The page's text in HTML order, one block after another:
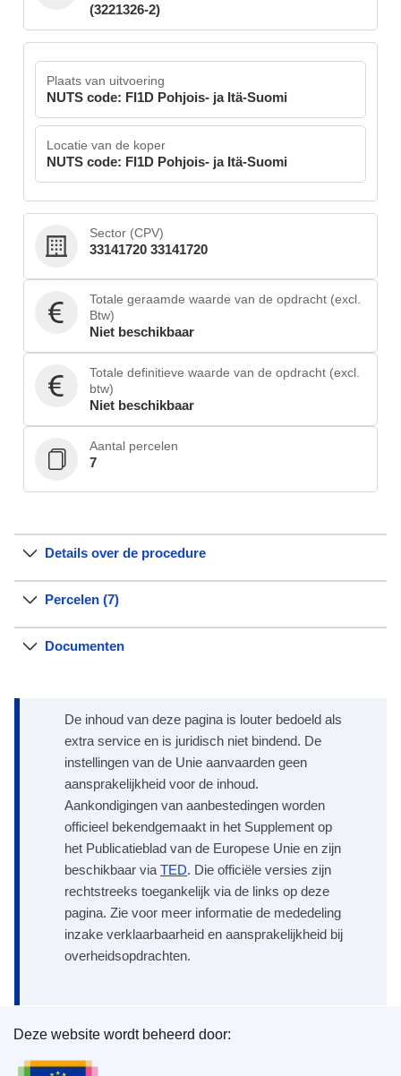
(3221326-2)
Plaats van uitvoering
NUTS code: FI1D Pohjois- ja Itä-Suomi
Locatie van de koper
NUTS code: FI1D Pohjois- ja Itä-Suomi
Sector (CPV)
33141720 33141720
Totale geraamde waarde van de opdracht (excl.
Btw)
Niet beschikbaar
Totale definitieve waarde van de opdracht (excl.
btw)
Niet beschikbaar
Aantal percelen
7
Details over de procedure
Percelen (7)
Documenten
De inhoud van deze pagina is louter bedoeld als
extra service en is juridisch niet bindend. De
instellingen van de Unie aanvaarden geen
aansprakelijkheid voor de inhoud.
Aankondigingen van aanbestedingen worden
officieel bekendgemaakt in het Supplement op
het Publicatieblad van de Europese Unie en zijn
beschikbaar via TED. Die officiële versies zijn
rechtstreeks toegankelijk via de links op deze
pagina. Zie voor meer informatie de mededeling
inzake verklaarbaarheid en aansprakelijkheid bij
overheidsopdrachten.
Bureau voor publicaties van de Europese Unie
Deze website wordt beheerd door: